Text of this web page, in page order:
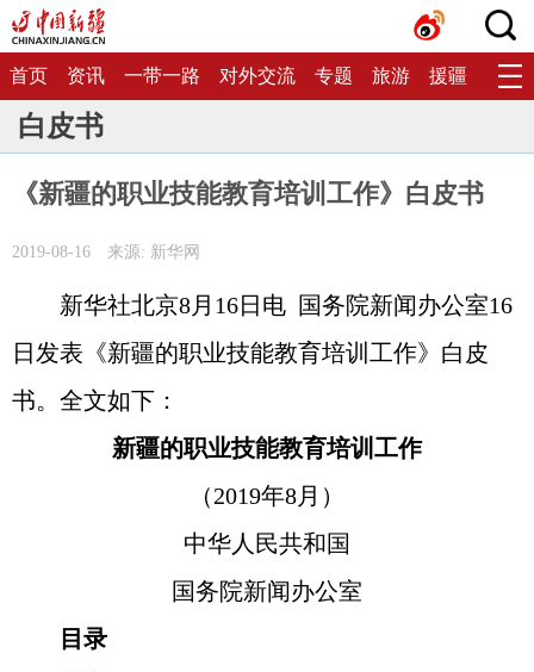
首页 资讯 一带一路 对外交流 专题 旅游 援疆 生态
白皮书
《新疆的职业技能教育培训工作》白皮书
2019-08-16 来源: 新华网
新华社北京8月16日电 国务院新闻办公室16
日发表《新疆的职业技能教育培训工作》白皮
书。全文如下：
新疆的职业技能教育培训工作
（2019年8月）
中华人民共和国
国务院新闻办公室
目录